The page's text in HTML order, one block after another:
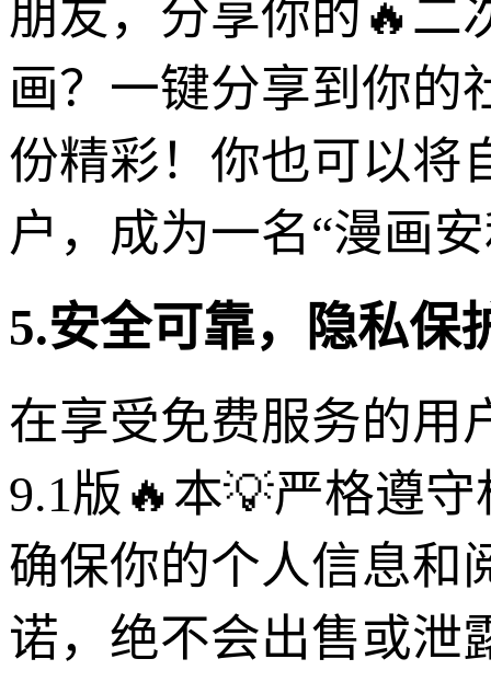
朋友，分享你的🔥二
画？一键分享到你的
份精彩！你也可以将
户，成为一名“漫画
5.安全可靠，隐私保
在享受免费服务的用
9.1版🔥本💡严格遵
确保你的个人信息和
诺，绝不会出售或泄